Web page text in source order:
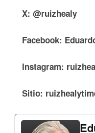
X: @ruizhealy
Facebook:
Instagram:
Sitio: